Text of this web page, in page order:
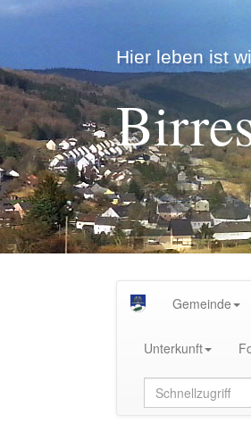
Hier leben ist
Gemeinde
Unterkunft